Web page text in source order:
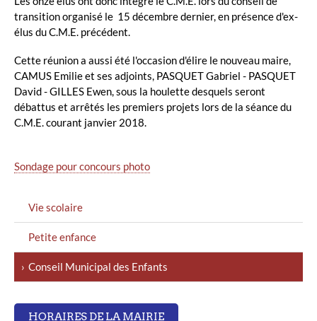
transition organisé le 15 décembre dernier, en présence d'ex-
élus du C.M.E. précédent.
Cette réunion a aussi été l'occasion d'élire le nouveau maire,
CAMUS Emilie et ses adjoints, PASQUET Gabriel - PASQUET
David - GILLES Ewen, sous la houlette desquels seront
débattus et arrêtés les premiers projets lors de la séance du
C.M.E. courant janvier 2018.
Sondage pour concours photo
MENU
GAUCHE
Vie scolaire
Petite enfance
Conseil Municipal des Enfants
HORAIRES DE LA MAIRIE